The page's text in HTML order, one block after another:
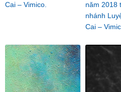
Cai – Vimico.
năm 2018
nhánh
Cai –